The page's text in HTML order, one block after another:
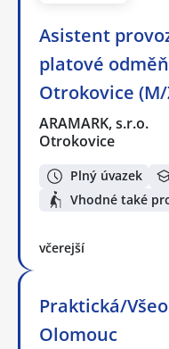
Asistent
platové
Otrokovice
ARAMARK, s.r.o.
Otrokovice
Plný úvazek
Vhodné také
včerejší
Praktická/
Olomouc